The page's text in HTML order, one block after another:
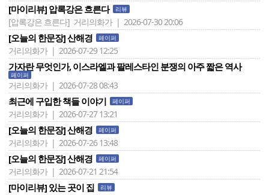
[마이리뷰] 압록강은 흐른다 리뷰
[압록강은 흐른다] 거리의화가 | 2026-07-30 20:06
[오늘의 한문장] 산해경 페이퍼
거리의화가 | 2026-07-29 12:25
가자란 무엇인가, 이스라엘과 팔레스타인 분쟁의 아주 짧은 역사
페이퍼
거리의화가 | 2026-07-28 08:43
최근에 구입한 책들 이야기 페이퍼
거리의화가 | 2026-07-27 13:21
[오늘의 한문장] 산해경 페이퍼
거리의화가 | 2026-07-26 13:48
[오늘의 한문장] 산해경 페이퍼
거리의화가 | 2026-07-21 21:54
[마이리뷰] 있는 곳이 집 리뷰